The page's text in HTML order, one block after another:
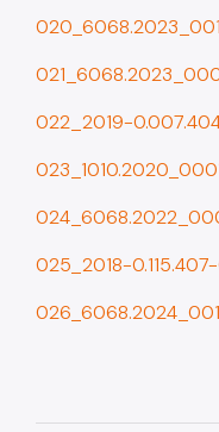
Imprensa
022_2019-
025_2018-